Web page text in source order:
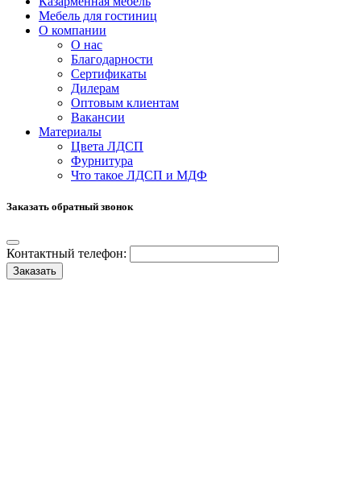
Мебель для гостиниц
О компании
О нас
Благодарности
Сертификаты
Дилерам
Оптовым клиентам
Вакансии
Материалы
Цвета ЛДСП
Фурнитура
Что такое ЛДСП и МДФ
Заказать обратный звонок
Контактный телефон:
Заказать